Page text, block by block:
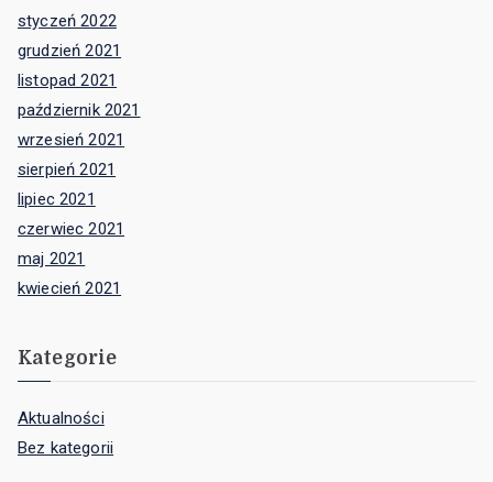
styczeń 2022
grudzień 2021
listopad 2021
październik 2021
wrzesień 2021
sierpień 2021
lipiec 2021
czerwiec 2021
maj 2021
kwiecień 2021
Kategorie
Aktualności
Bez kategorii